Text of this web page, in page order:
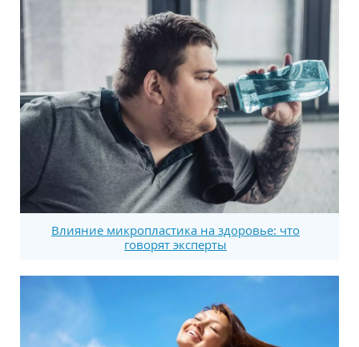
Влияние микропластика на здоровье: что
говорят эксперты